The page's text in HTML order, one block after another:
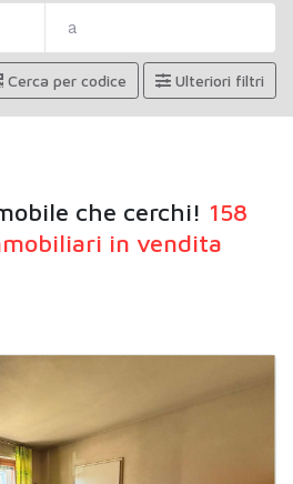
Cerca per codice Ulteriori filtri
che cerchi! 158
in vendita